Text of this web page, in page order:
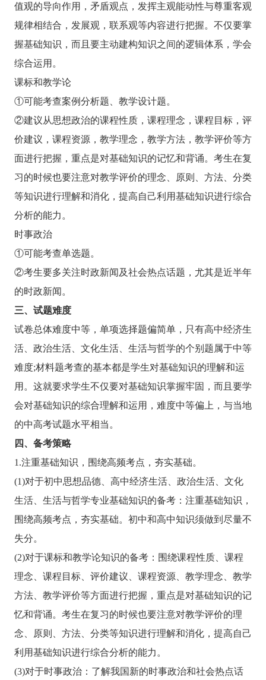
值观的导向作用，矛盾观点，发挥主观能动性与尊重客观
规律相结合，发展观，联系观等内容进行把握。不仅要掌
握基础知识，而且要主动建构知识之间的逻辑体系，学会
综合运用。
课标和教学论
①可能考查案例分析题、教学设计题。
②建议从思想政治的课程性质，课程理念，课程目标，评
价建议，课程资源，教学理念，教学方法，教学评价等方
面进行把握，重点是对基础知识的记忆和背诵。考生在复
习的时候也要注意对教学评价的理念、原则、方法、分类
等知识进行理解和消化，提高自己利用基础知识进行综合
分析的能力。
时事政治
①可能考查单选题。
②考生要多关注时政新闻及社会热点话题，尤其是近半年
的时政新闻。
三、试题难度
试卷总体难度中等，单项选择题偏简单，只有高中经济生
活、政治生活、文化生活、生活与哲学的个别题属于中等
难度;材料题考查的基本都是学生对基础知识的理解和运
用。这就要求学生不仅要对基础知识掌握牢固，而且要学
会对基础知识的综合理解和运用，难度中等偏上，与当地
的中高考试题水平相当。
四、备考策略
1.注重基础知识，围绕高频考点，夯实基础。
(1)对于初中思想品德、高中经济生活、政治生活、文化
生活、生活与哲学专业基础知识的备考：注重基础知识，
围绕高频考点，夯实基础。初中和高中知识须做到尽量不
失分。
(2)对于课标和教学论知识的备考：围绕课程性质、课程
理念、课程目标、评价建议、课程资源、教学理念、教学
方法、教学评价等方面进行把握，重点是对基础知识的记
忆和背诵。考生在复习的时候也要注意对教学评价的理
念、原则、方法、分类等知识进行理解和消化，提高自己
利用基础知识进行综合分析的能力。
(3)对于时事政治：了解我国新的时事政治和社会热点话